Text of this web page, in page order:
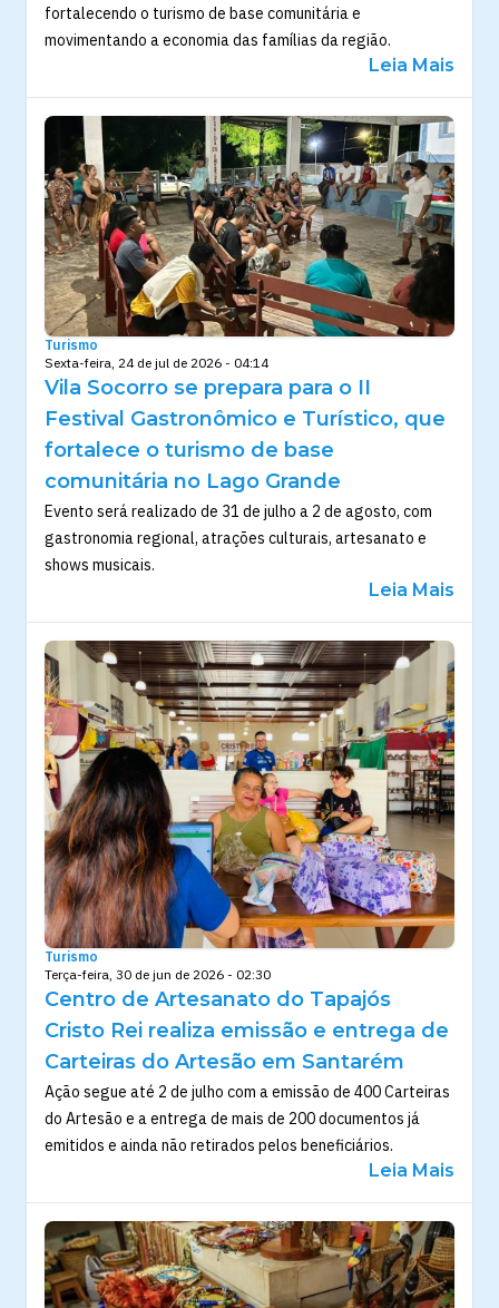
fortalecendo o turismo de base comunitária e
movimentando a economia das famílias da região.
Leia Mais
Turismo
Sexta-feira, 24 de jul de 2026 - 04:14
Vila Socorro se prepara para o II
Festival Gastronômico e Turístico, que
fortalece o turismo de base
comunitária no Lago Grande
Evento será realizado de 31 de julho a 2 de agosto, com
gastronomia regional, atrações culturais, artesanato e
shows musicais.
Leia Mais
Turismo
Terça-feira, 30 de jun de 2026 - 02:30
Centro de Artesanato do Tapajós
Cristo Rei realiza emissão e entrega de
Carteiras do Artesão em Santarém
Ação segue até 2 de julho com a emissão de 400 Carteiras
do Artesão e a entrega de mais de 200 documentos já
emitidos e ainda não retirados pelos beneficiários.
Leia Mais